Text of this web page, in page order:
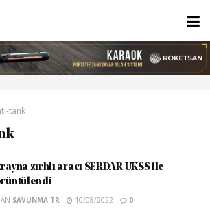
tank
zırhlı aracı SERDAR UKSS ile
SAVUNMA TR 10/08/2022 0